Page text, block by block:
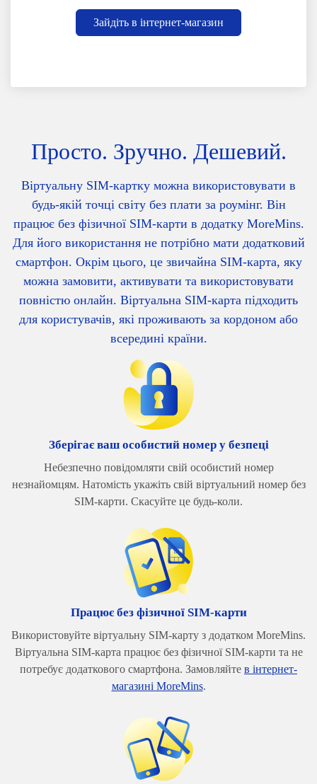
Зайдіть в інтернет-магазин
Просто. Зручно. Дешевий.
Віртуальну SIM-картку можна використовувати в
будь-якій точці світу без плати за роумінг. Він
працює без фізичної SIM-карти в додатку MoreMins.
Для його використання не потрібно мати додатковий
смартфон. Окрім цього, це звичайна SIM-карта, яку
можна замовити, активувати та використовувати
повністю онлайн. Віртуальна SIM-карта підходить
для користувачів, які проживають за кордоном або
всередині країни.
Зберігає ваш особистий номер у безпеці
Небезпечно повідомляти свій особистий номер
незнайомцям. Натомість укажіть свій віртуальний номер без
SIM-карти. Скасуйте це будь-коли.
Працює без фізичної SIM-карти
Використовуйте віртуальну SIM-карту з додатком MoreMins.
Віртуальна SIM-карта працює без фізичної SIM-карти та не
потребує додаткового смартфона. Замовляйте в інтернет-
магазині MoreMins.